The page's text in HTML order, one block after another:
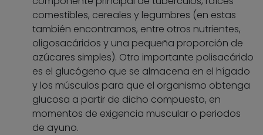
comestibles, cereales y legumbres (en estas
también encontramos, entre otros nutrientes,
oligosacáridos y una pequeña proporción de
azúcares simples). Otro importante polisacárido
es el glucógeno que se almacena en el hígado
y los músculos para que el organismo obtenga
glucosa a partir de dicho compuesto, en
momentos de exigencia muscular o periodos
de ayuno.